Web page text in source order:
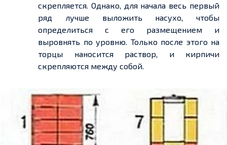
скрепляется. Однако, для начала весь первый
ряд лучше выложить насухо, чтобы
определиться с его размещением и
выровнять по уровню. Только после этого на
торцы наносится раствор, и кирпичи
скрепляются между собой.